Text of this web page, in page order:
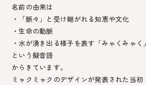
名前の由来は
・「脈々」と受け継がれる知恵や文化
・生命の動脈
・水が湧き出る様子を表す「みゃくみゃく」
という擬音語
からきています。
ミャクミャクのデザインが発表された当初